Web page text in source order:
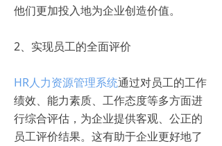
他们更加投入地为企业创造价值。
2、实现员工的全面评价
HR人力资源管理系统通过对员工的工作
绩效、能力素质、工作态度等多方面进
行综合评估，为企业提供客观、公正的
员工评价结果。这有助于企业更好地了